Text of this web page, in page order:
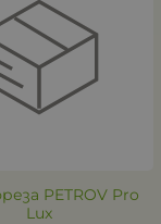
PETROV Pro
Lux